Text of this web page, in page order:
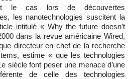
le cas lors de découvertes
les nanotechnologies suscitent la
intitulé « Why the future doesn’t
dans la revue américaine Wired,
directeur en chef de la recherche
estime « que les technologies
siècle font peser une menace d’une
de celle des technologies